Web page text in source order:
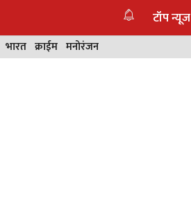
टॉप न्यूज
भारत क्राईम मनोरंजन